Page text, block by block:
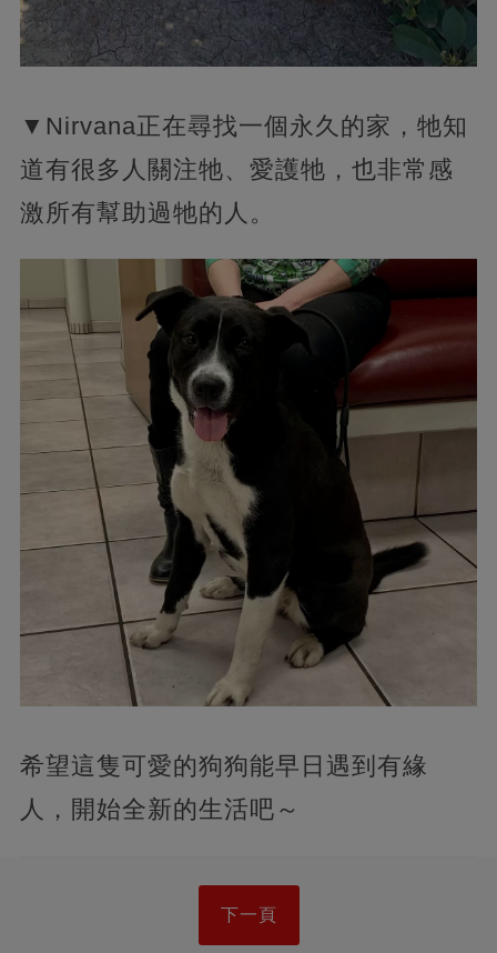
▼Nirvana正在尋找一個永久的家，牠知
道有很多人關注牠、愛護牠，也非常感
激所有幫助過牠的人。
希望這隻可愛的狗狗能早日遇到有緣
人，開始全新的生活吧～
下一頁